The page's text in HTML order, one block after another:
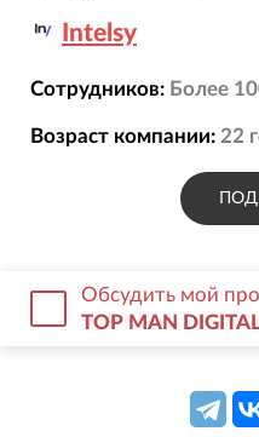
Intelsy
Сотрудников: Более
Возраст компании: 22
Обсудить мой
TOP MAN